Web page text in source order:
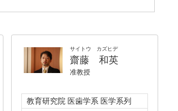
サイトウ カズヒデ
齋藤 和英
准教授
教育研究院 医歯学系 医学系列